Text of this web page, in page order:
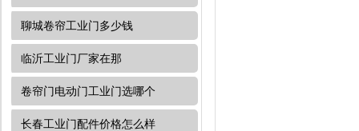
聊城卷帘工业门多少钱
临沂工业门厂家在那
卷帘门电动门工业门选哪个
长春工业门配件价格怎么样